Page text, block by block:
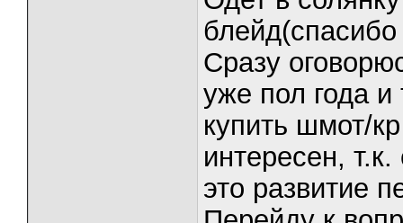
Сразу
уже пол года
купить шмот/
интересен,
это развитие